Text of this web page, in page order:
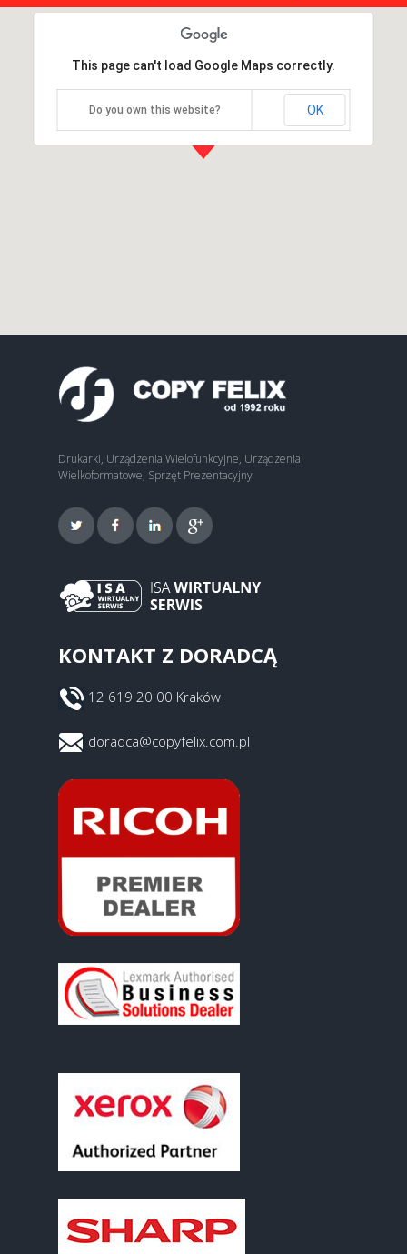
This page can't load Google Maps correctly.
Do you own this website? OK
Drukarki, Urządzenia Wielofunkcyjne, Urządzenia
Wielkoformatowe, Sprzęt Prezentacyjny
KONTAKT Z DORADCĄ
12 619 20 00 Kraków
doradca@copyfelix.com.pl